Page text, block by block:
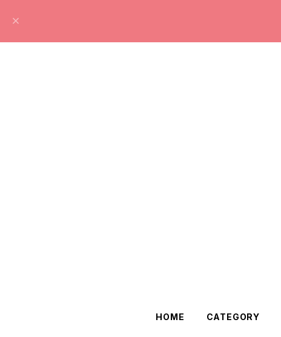
HOME CATEGORY